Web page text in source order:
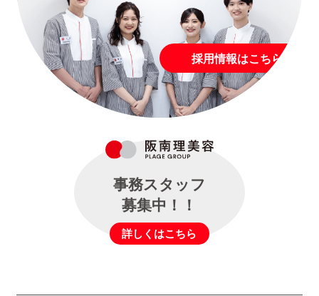
採用情報はこちら
事務スタッフ
募集中！！
詳しくはこちら